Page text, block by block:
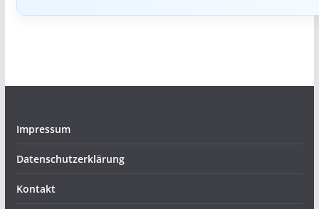
Impressum
Datenschutzerklärung
Kontakt